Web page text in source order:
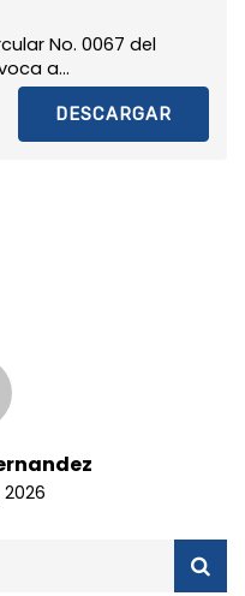
No. 0067 del
a...
DESCARGAR